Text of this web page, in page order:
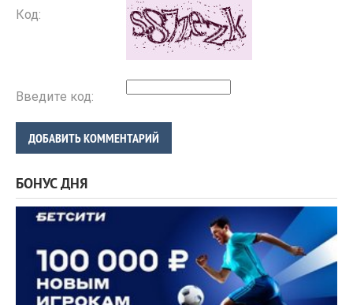
Код:
Введите код:
ДОБАВИТЬ КОММЕНТАРИЙ
БОНУС ДНЯ